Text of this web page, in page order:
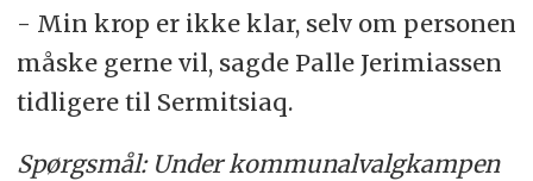
- Min krop er ikke klar, selv om personen
måske gerne vil, sagde Palle Jerimiassen
tidligere til Sermitsiaq.
Spørgsmål: Under kommunalvalgkampen